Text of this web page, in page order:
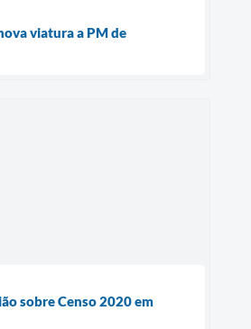
viatura a PM de
sobre Censo 2020 em